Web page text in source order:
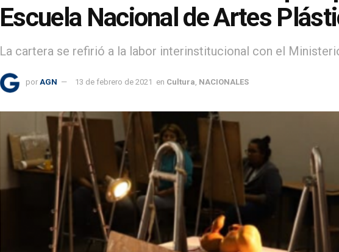
Escuela Nacional de Artes
La cartera se refirió a la labor interinstitucional con el
por AGN 13 de febrero de 2021 en Cultura NACIONALES